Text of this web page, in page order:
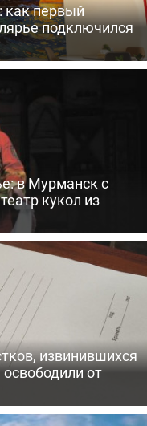
как первый
подключился
в Мурманск с
кукол из
извинившихся
от